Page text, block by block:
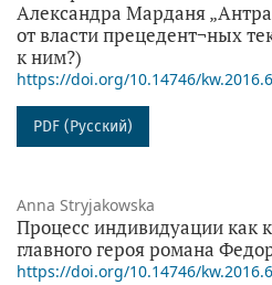
Александра Марданя
от власти прецедент¬ных
к ним?)
https://doi.org/10.14746/
PDF (Русский)
Anna Stryjakowska
Процесс индивидуации как
главного героя романа
https://doi.org/10.14746/